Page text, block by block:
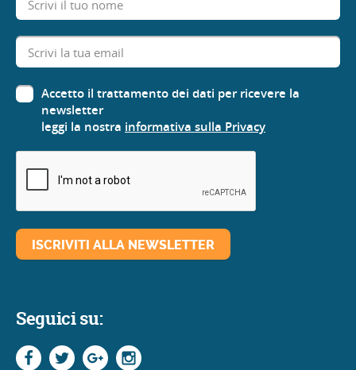
Accetto il trattamento dei dati per ricevere la
newsletter
leggi la nostra informativa sulla Privacy
Seguici su: